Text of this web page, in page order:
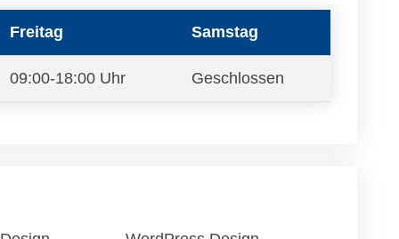
Freitag Samstag
09:00-18:00 Uhr Geschlossen